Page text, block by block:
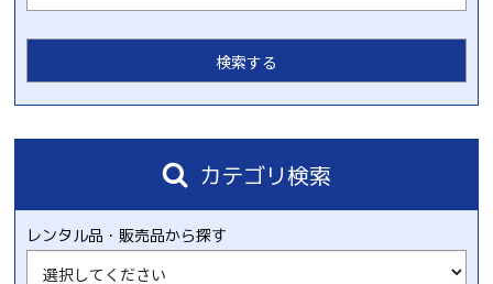
カテゴリ検索
レンタル品・販売品から探す